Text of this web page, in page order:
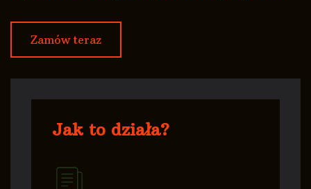
Zamów teraz
Jak to działa?